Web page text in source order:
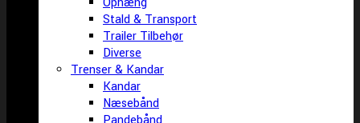
Stald & Transport
Trailer Tilbehør
Diverse
Trenser & Kandar
Kandar
Næsebånd